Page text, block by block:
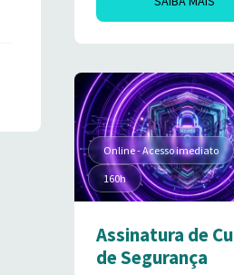
Online - Acesso imediato
160h
Assinatura de
de Segurança